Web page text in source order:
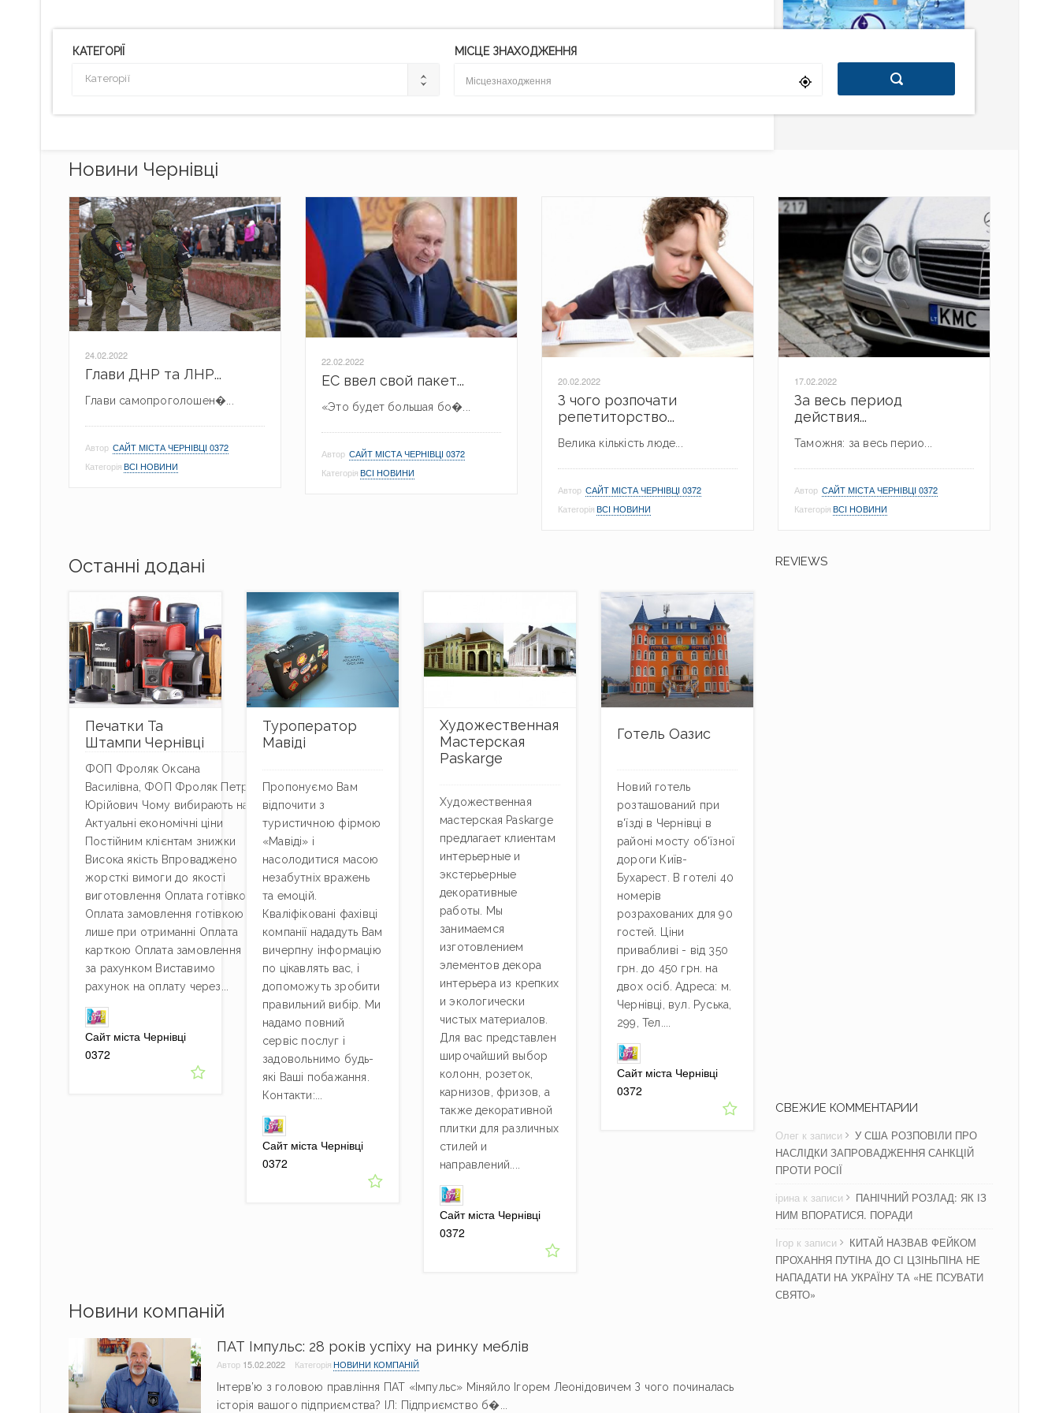
КАТЕГОРІЇ
Категорії
МІСЦЕ ЗНАХОДЖЕННЯ
Новини Чернівці
24.02.2022
Глави ДНР та ЛНР...
Глави самопроголошен�...
Автор САЙТ МІСТА ЧЕРНІВЦІ 0372
КатегоріяВСІ НОВИНИ
22.02.2022
ЕС ввел свой пакет...
«Это будет большая бо�...
Автор САЙТ МІСТА ЧЕРНІВЦІ 0372
КатегоріяВСІ НОВИНИ
20.02.2022
З чого розпочати
репетиторство...
Велика кількість люде...
Автор САЙТ МІСТА ЧЕРНІВЦІ 0372
КатегоріяВСІ НОВИНИ
17.02.2022
За весь период
действия...
Таможня: за весь перио...
Автор САЙТ МІСТА ЧЕРНІВЦІ 0372
КатегоріяВСІ НОВИНИ
Останні додані
Печатки Та
Штампи Чернівці
ФОП Фроляк Оксана
Василівна, ФОП Фроляк Петро
Юрійович Чому вибирають нас
Актуальні економічні ціни
Постійним клієнтам знижки
Висока якість Впроваджено
жорсткі вимоги до якості
виготовлення Оплата готівкою
Оплата замовлення готівкою
лише при отриманні Оплата
карткою Оплата замовлення
за рахунком Виставимо
рахунок на оплату через...
Сайт міста Чернівці
0372
Туроператор
Мавіді
Пропонуємо Вам
відпочити з
туристичною фірмою
«Мавіді» і
насолодитися масою
незабутніх вражень
та емоцій.
Кваліфіковані фахівці
компанії нададуть Вам
вичерпну інформацію
по цікавлять вас, і
допоможуть зробити
правильний вибір. Ми
надамо повний
сервіс послуг і
задовольнимо будь-
які Ваші побажання.
Контакти:...
Сайт міста Чернівці
0372
Художественная
Мастерская
Paskarge
Художественная
мастерская Paskarge
предлагает клиентам
интерьерные и
экстерьерные
декоративные
работы. Мы
занимаемся
изготовлением
элементов декора
интерьера из крепких
и экологически
чистых материалов.
Для вас представлен
широчайший выбор
колонн, розеток,
карнизов, фризов, а
также декоративной
плитки для различных
стилей и
направлений....
Сайт міста Чернівці
0372
Готель Оазис
Новий готель
розташований при
в'їзді в Чернівці в
районі мосту об'їзної
дороги Київ-
Бухарест. В готелі 40
номерів
розрахованих для 90
гостей. Ціни
привабливі - від 350
грн. до 450 грн. на
двох осіб. Адреса: м.
Чернівці, вул. Руська,
299, Тел....
Сайт міста Чернівці
0372
Новини компаній
ПАТ Імпульс: 28 років успіху на ринку меблів
Автор 15.02.2022 КатегоріяНОВИНИ КОМПАНІЙ
Інтерв’ю з головою правління ПАТ «Імпульс» Міняйло Ігорем Леонідовичем З чого починалась
історія вашого підприємства? ІЛ: Підприємство б�...
REVIEWS
СВЕЖИЕ КОММЕНТАРИИ
Олег к записи
У США РОЗПОВІЛИ ПРО
НАСЛІДКИ ЗАПРОВАДЖЕННЯ САНКЦІЙ
ПРОТИ РОСІЇ
ірина к записи
ПАНІЧНИЙ РОЗЛАД: ЯК ІЗ
НИМ ВПОРАТИСЯ. ПОРАДИ
Ігор к записи
КИТАЙ НАЗВАВ ФЕЙКОМ
ПРОХАННЯ ПУТІНА ДО СІ ЦЗІНЬПІНА НЕ
НАПАДАТИ НА УКРАЇНУ ТА «НЕ ПСУВАТИ
СВЯТО»